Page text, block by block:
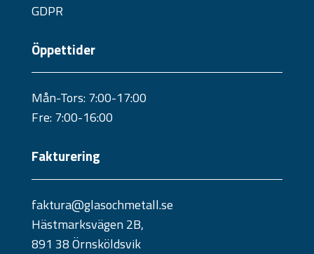
GDPR
Öppettider
Mån-Tors: 7:00-17:00
Fre: 7:00-16:00
Fakturering
faktura@glasochmetall.se
Hästmarksvägen 2B,
891 38 Örnsköldsvik